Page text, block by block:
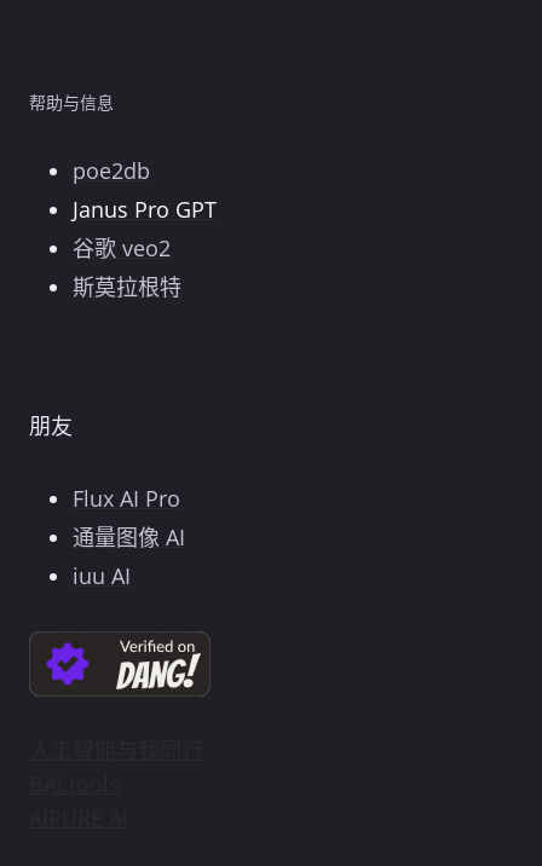
帮助与信息
poe2db
Janus Pro GPT
谷歌 veo2
斯莫拉根特
朋友
Flux AI Pro
通量图像 AI
iuu AI